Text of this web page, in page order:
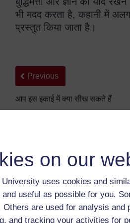
on our
University uses cookies and
useful as possible for you.
Others are used for analysis and
and tracking your activities for
भी मदद करता है, कहानी में
प्रस्तुत किया जाता है।
Back to previous page
Previous
आप इस इकाई में क्या सीख सकते हैं
For further information, take a